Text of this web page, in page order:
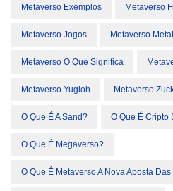
Metaverso Exemplos Metaverso
Metaverso Jogos Metaverso
Metaverso O Que Significa
Metaverso Yugioh Metaverso
O Que É A Sand? O Que É Cripto
O Que É Megaverso?
O Que É Metaverso A Nova Aposta